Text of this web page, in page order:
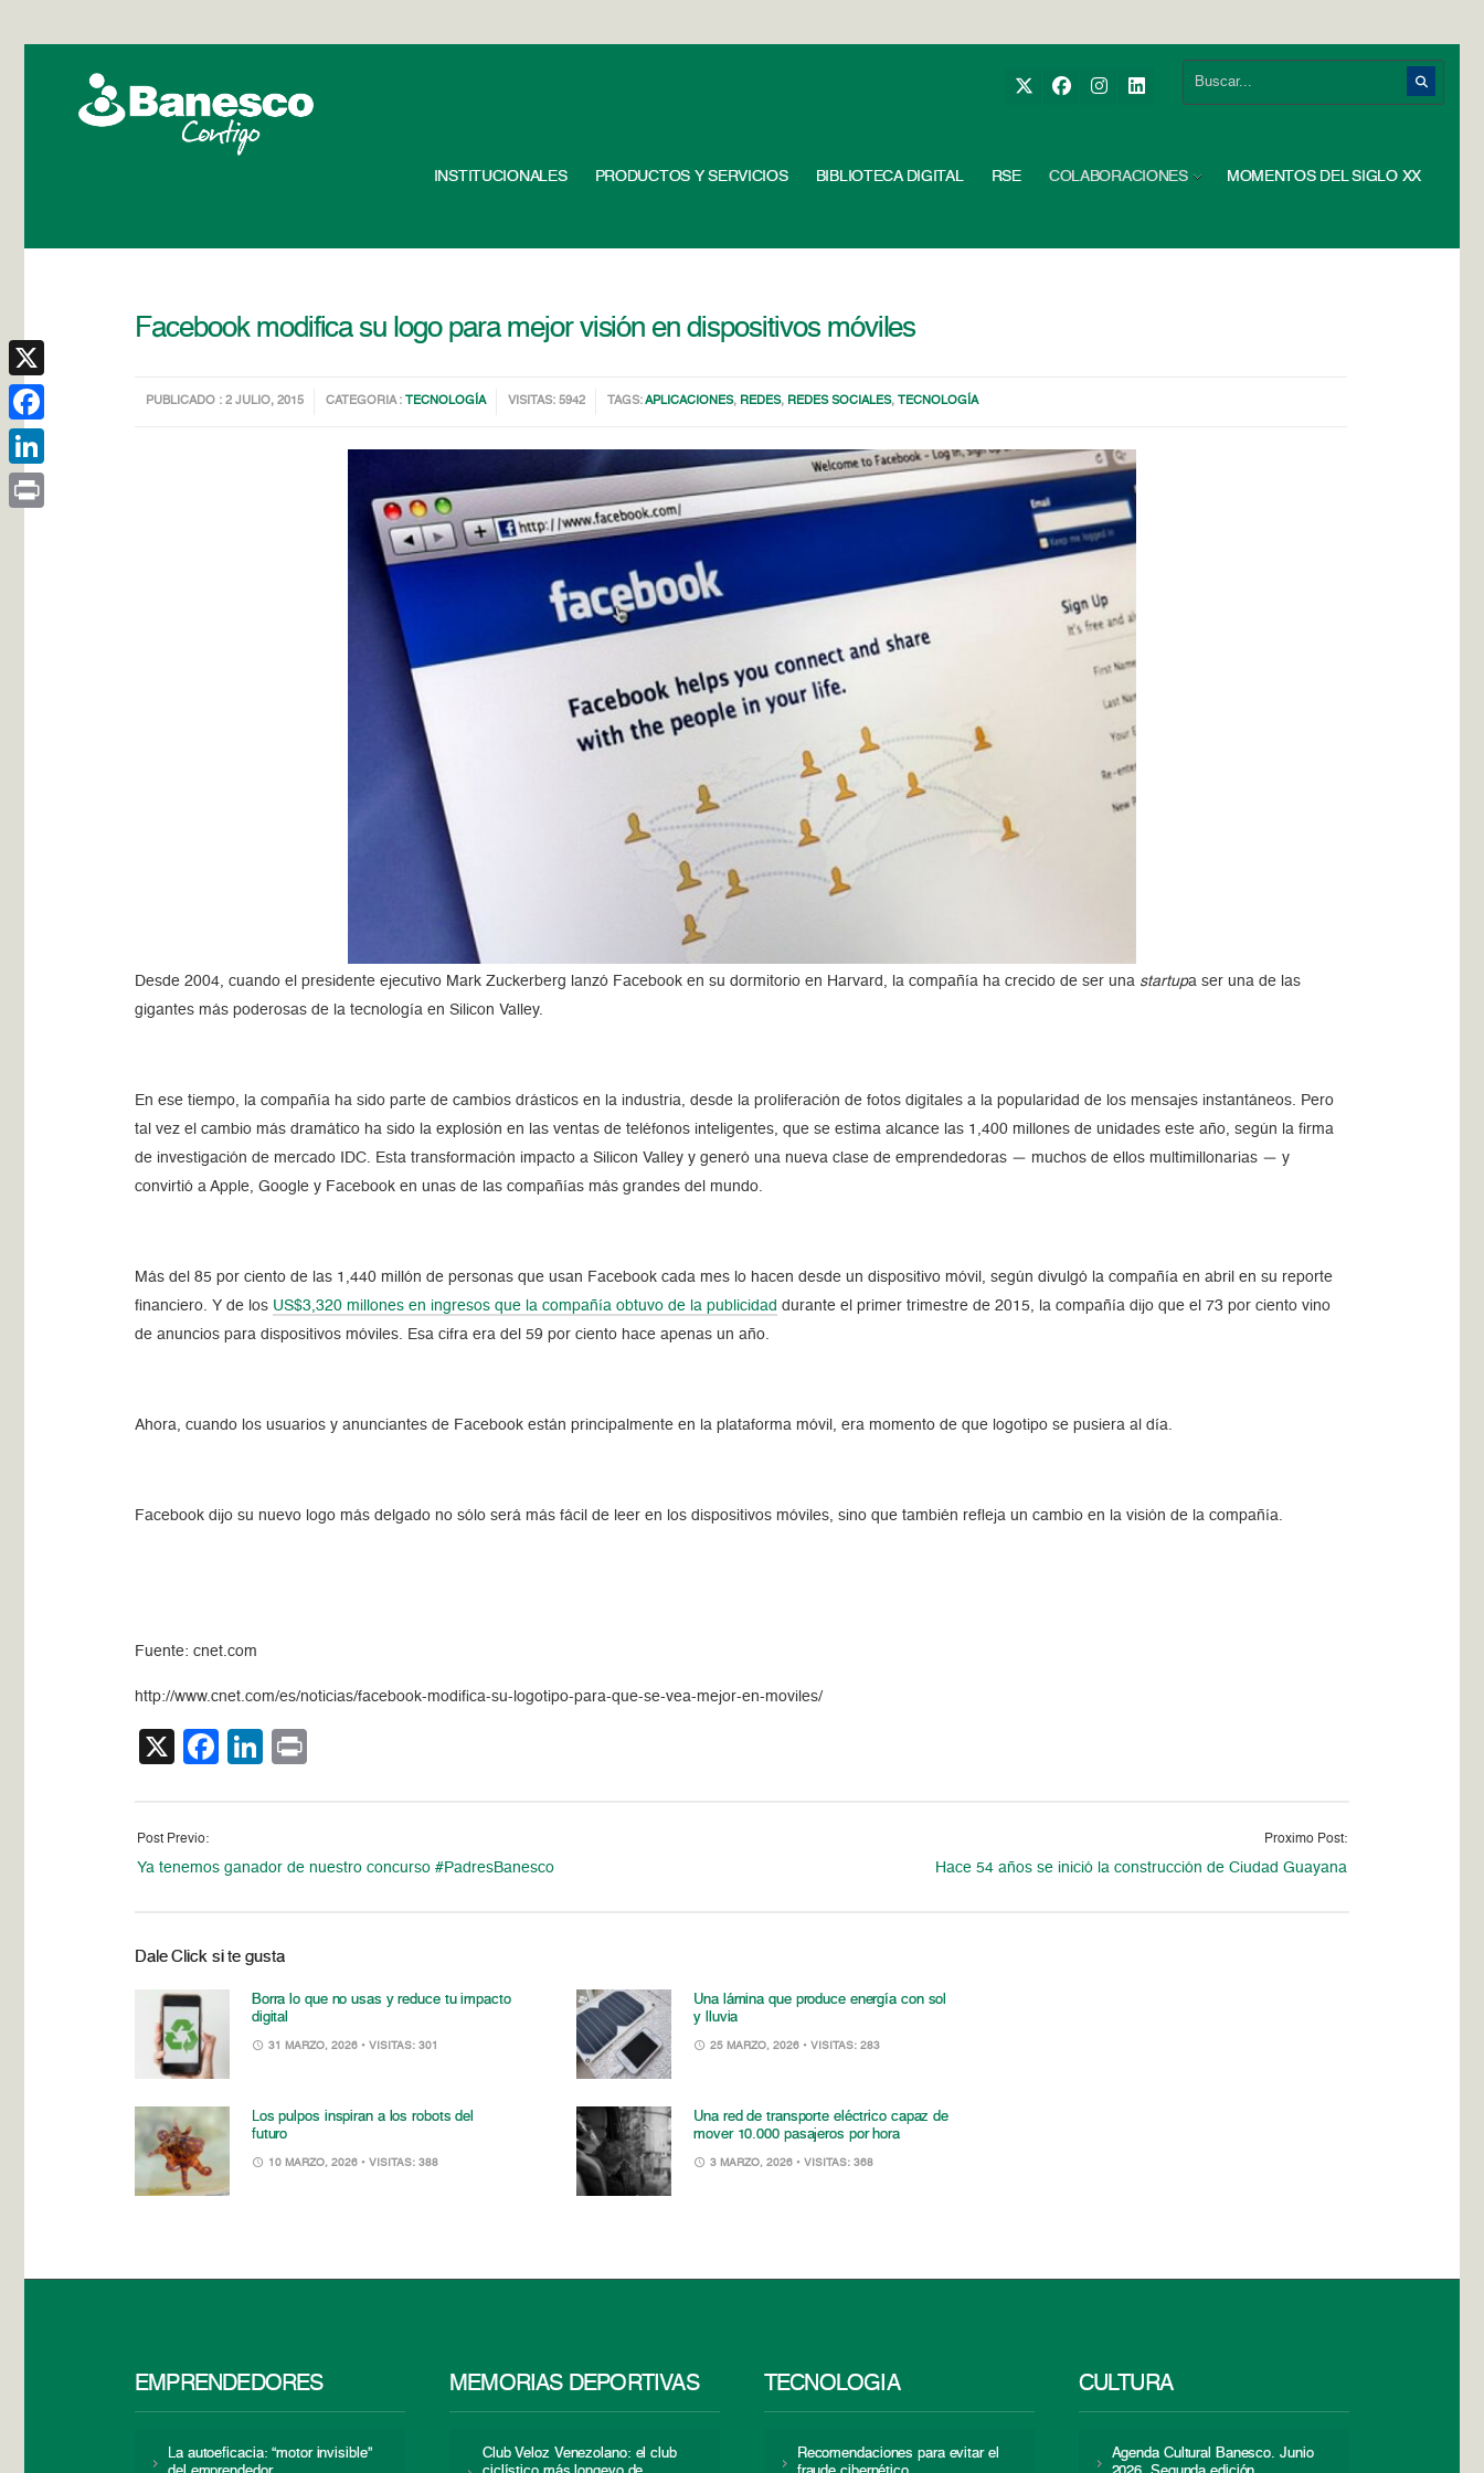
INSTITUCIONALES PRODUCTOS Y SERVICIOS BIBLIOTECA DIGITAL RSE COLABORACIONES MOMENTOS DEL SIGLO XX
Facebook modifica su logo para mejor visión en dispositivos móviles
PUBLICADO : 2 JULIO, 2015 CATEGORIA : TECNOLOGÍA VISITAS: 5942 TAGS:APLICACIONES, REDES, REDES SOCIALES, TECNOLOGÍA
Desde 2004, cuando el presidente ejecutivo Mark Zuckerberg lanzó Facebook en su dormitorio en Harvard, la compañía ha crecido de ser una startupa ser una de las
gigantes más poderosas de la tecnología en Silicon Valley.
En ese tiempo, la compañía ha sido parte de cambios drásticos en la industria, desde la proliferación de fotos digitales a la popularidad de los mensajes instantáneos. Pero
tal vez el cambio más dramático ha sido la explosión en las ventas de teléfonos inteligentes, que se estima alcance las 1,400 millones de unidades este año, según la firma
de investigación de mercado IDC. Esta transformación impacto a Silicon Valley y generó una nueva clase de emprendedoras — muchos de ellos multimillonarias — y
convirtió a Apple, Google y Facebook en unas de las compañías más grandes del mundo.
Más del 85 por ciento de las 1,440 millón de personas que usan Facebook cada mes lo hacen desde un dispositivo móvil, según divulgó la compañía en abril en su reporte
financiero. Y de los US$3,320 millones en ingresos que la compañía obtuvo de la publicidad durante el primer trimestre de 2015, la compañía dijo que el 73 por ciento vino
de anuncios para dispositivos móviles. Esa cifra era del 59 por ciento hace apenas un año.
Ahora, cuando los usuarios y anunciantes de Facebook están principalmente en la plataforma móvil, era momento de que logotipo se pusiera al día.
Facebook dijo su nuevo logo más delgado no sólo será más fácil de leer en los dispositivos móviles, sino que también refleja un cambio en la visión de la compañía.
Fuente: cnet.com
http://www.cnet.com/es/noticias/facebook-modifica-su-logotipo-para-que-se-vea-mejor-en-moviles/
X Facebook
LinkedIn
Post Previo:
Ya tenemos ganador de nuestro concurso #PadresBanesco
Proximo Post:
Hace 54 años se inició la construcción de Ciudad Guayana
Dale Click si te gusta
Borra lo que no usas y reduce tu impacto
digital
31 MARZO, 2026 • VISITAS: 301
Una lámina que produce energía con sol
y lluvia
25 MARZO, 2026 • VISITAS: 283
Los pulpos inspiran a los robots del
futuro
10 MARZO, 2026 • VISITAS: 388
Una red de transporte eléctrico capaz de
mover 10.000 pasajeros por hora
3 MARZO, 2026 • VISITAS: 368
EMPRENDEDORES
La autoeficacia: “motor invisible”
MEMORIAS DEPORTIVAS
Club Veloz Venezolano: el club
TECNOLOGÍA
Recomendaciones para evitar el
CULTURA
Agenda Cultural Banesco. Junio
X
Facebook
LinkedIn